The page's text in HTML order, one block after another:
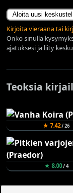
Aloita uusi
Kirjoita vieraana tai
Onko sinulla
ajatuksesi ja liity
Teoksia
★ 7.42/ 26
★ 8.00/ 4